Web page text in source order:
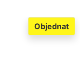
Objednat